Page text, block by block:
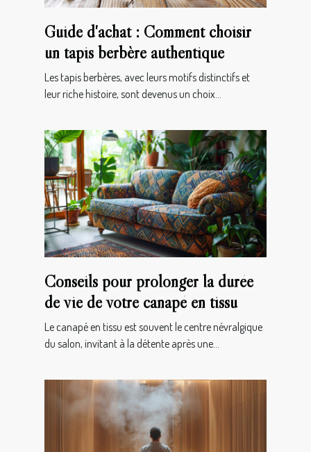
Guide d'achat : Comment choisir
un tapis berbère authentique
Les tapis berbères, avec leurs motifs distinctifs et
leur riche histoire, sont devenus un choix...
Conseils pour prolonger la durée
de vie de votre canapé en tissu
Le canapé en tissu est souvent le centre névralgique
du salon, invitant à la détente après une...